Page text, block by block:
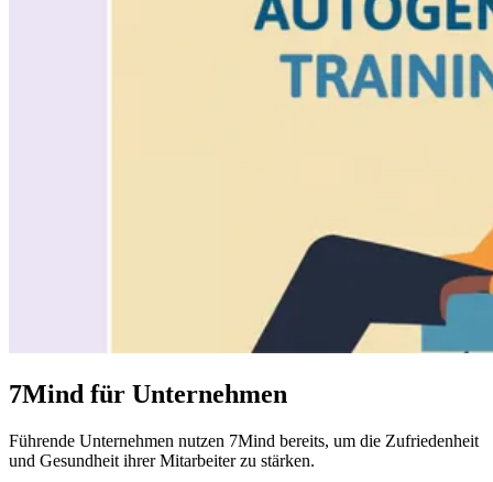
7Mind für Unternehmen
Führende Unternehmen nutzen 7Mind bereits, um die Zufriedenheit
und Gesundheit ihrer Mitarbeiter zu stärken.